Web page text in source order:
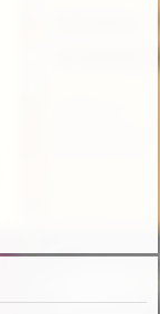
Kobiet Instytutu